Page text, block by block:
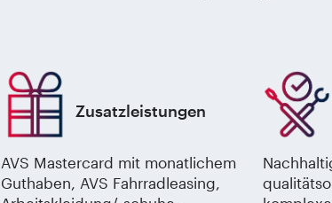
Zusatzleistungen
AVS Mastercard mit monatlichem
Guthaben, AVS Fahrradleasing,